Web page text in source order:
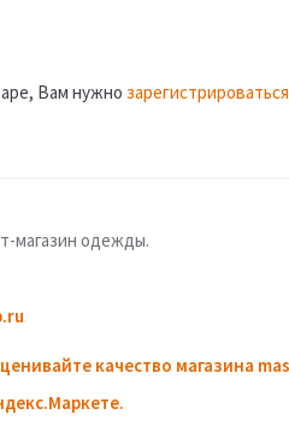
Вам нужно зарегистрироваться
магазин одежды.